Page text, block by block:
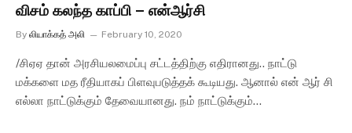
விசம் கலந்த காப்பி – என்ஆர்சி
By லியாக்கத் அலி February 10, 2020
/சிஏஏ தான் அரசியலமைப்பு சட்டத்திற்கு எதிரானது.. நாட்டு
மக்களை மத ரீதியாகப் பிளவுபடுத்தக் கூடியது. ஆனால் என் ஆர் சி
எல்லா நாட்டுக்கும் தேவையானது. நம் நாட்டுக்கும்…